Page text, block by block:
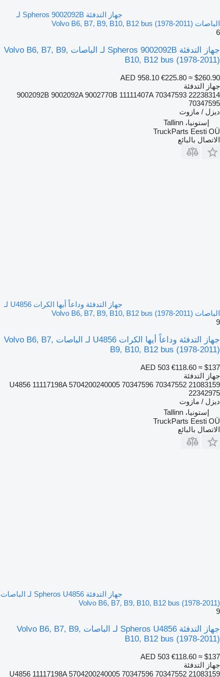
جهاز التدفئة Spheros 9002092B لـ
الباصات Volvo B6, B7, B9, B10, B12 bus (1978-2011)
6
جهاز التدفئة Spheros 9002092B لـ الباصات Volvo B6, B7, B9,
B10, B12 bus (1978-2011)
AED 958.10 €225.80 ≈ $260.90
جهاز التدفئة
9002092B 9002092A 9002770B 11111407A 70347593 22238314
70347595
ديزل / مازوت
إستونيا، Tallinn
TruckParts Eesti OÜ
الاتصال بالبائع
جهاز التدفئة وداعاً أيها الكرات U4856 لـ
الباصات Volvo B6, B7, B9, B10, B12 bus (1978-2011)
9
جهاز التدفئة وداعاً أيها الكرات U4856 لـ الباصات Volvo B6, B7,
B9, B10, B12 bus (1978-2011)
AED 503 €118.60 ≈ $137
جهاز التدفئة
U4856 11117198A 5704200240005 70347596 70347552 21083159
22342975
ديزل / مازوت
إستونيا، Tallinn
TruckParts Eesti OÜ
الاتصال بالبائع
جهاز التدفئة Spheros U4856 لـ الباصات
Volvo B6, B7, B9, B10, B12 bus (1978-2011)
9
جهاز التدفئة Spheros U4856 لـ الباصات Volvo B6, B7, B9,
B10, B12 bus (1978-2011)
AED 503 €118.60 ≈ $137
جهاز التدفئة
U4856 11117198A 5704200240005 70347596 70347552 21083159